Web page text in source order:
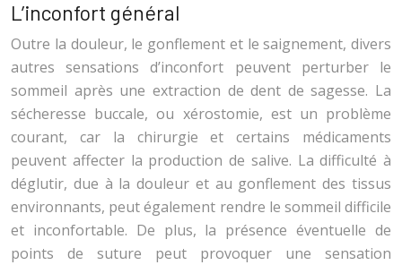
L’inconfort général
Outre la douleur, le gonflement et le saignement, divers
autres sensations d’inconfort peuvent perturber le
sommeil après une extraction de dent de sagesse. La
sécheresse buccale, ou xérostomie, est un problème
courant, car la chirurgie et certains médicaments
peuvent affecter la production de salive. La difficulté à
déglutir, due à la douleur et au gonflement des tissus
environnants, peut également rendre le sommeil difficile
et inconfortable. De plus, la présence éventuelle de
points de suture peut provoquer une sensation